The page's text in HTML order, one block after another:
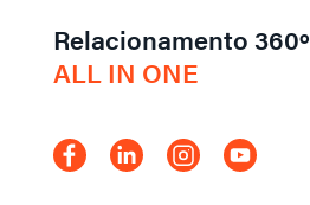
Relacionamento 360º
ALL IN ONE